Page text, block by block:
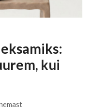
kui